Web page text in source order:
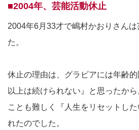
■2004年、芸能活動休止
2004年6月33才で嶋村かおりさん
た。
休止の理由は、グラビアには年齢
以上は続けられない』と思ったか
ことも難しく『人生をリセットし
れたのでした。